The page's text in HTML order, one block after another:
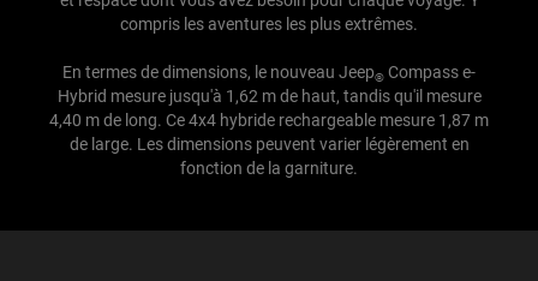
compris les aventures les plus extrêmes.
En termes de dimensions, le nouveau Jeep® Compass e-
Hybrid mesure jusqu'à 1,62 m de haut, tandis qu'il mesure
4,40 m de long. Ce 4x4 hybride rechargeable mesure 1,87 m
de large. Les dimensions peuvent varier légèrement en
fonction de la garniture.